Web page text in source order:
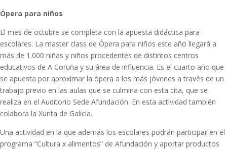
Ópera para niños
El mes de octubre se completa con la apuesta didáctica para
escolares. La master class de Ópera para niños este año llegará a
más de 1.000 niñas y niños procedentes de distintos centros
educativos de A Coruña y su área de influencia. Es el cuarto año que
se apuesta por aproximar la ópera a los más jóvenes a través de un
trabajo previo en las aulas que se culmina con esta cita, que se
realiza en el Auditorio Sede Afundación. En esta actividad también
colabora la Xunta de Galicia.
Una actividad en la que además los escolares podrán participar en el
programa “Cultura x alimentos” de Afundación y aportar productos